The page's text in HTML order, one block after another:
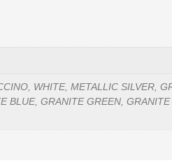
WHITE, METALLIC SILVER,
BLUE, GRANITE GREEN,